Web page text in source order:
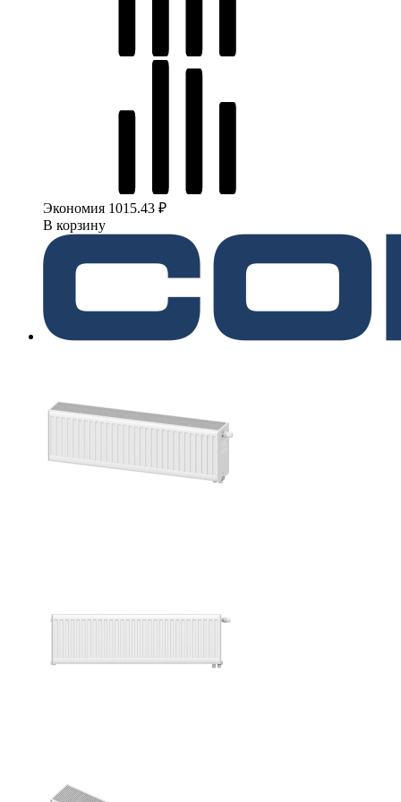
Экономия 1015.43 ₽
В корзину